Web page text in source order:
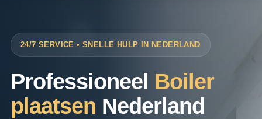
24/7 SERVICE • SNELLE HULP IN NEDERLAND
Professioneel Boiler
plaatsen Nederland